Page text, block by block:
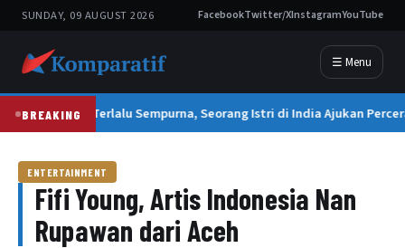
SUNDAY, 09 AUGUST 2026 FacebookTwitter/XInstagramYouTube
☰ Menu
BREAKINGSuami Terlalu Sempurna, Seorang Istri di India Ajukan
ENTERTAINMENT
Fifi Young, Artis Indonesia Nan
Rupawan dari Aceh